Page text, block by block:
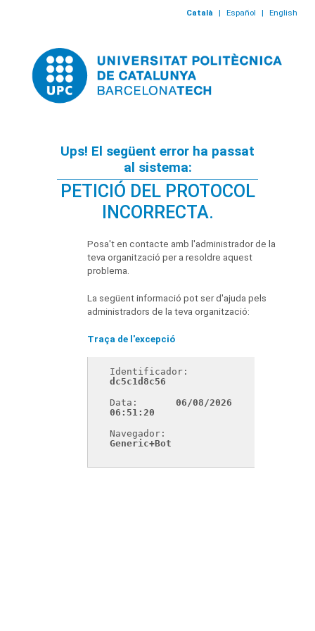
Català | Español | English
Ups! El següent error ha passat
al sistema:
PETICIÓ DEL PROTOCOL
INCORRECTA.
Posa't en contacte amb l'administrador de la
teva organització per a resoldre aquest
problema.
La següent informació pot ser d'ajuda pels
administradors de la teva organització:
Traça de l'excepció
dc5c1d8c56
Data:
06/08/2026
06:51:20
Generic+Bot